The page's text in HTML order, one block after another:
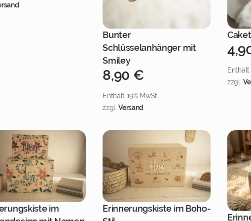
Bunter
Schlüsselanhänger mit
Smiley
8,90 €
Enthält 19% MwSt.
zzgl.Versand
Enthält
zzgl.
im
Jetzt personalisieren
Erinnerungskiste im Boho-
Jetzt personalisieren